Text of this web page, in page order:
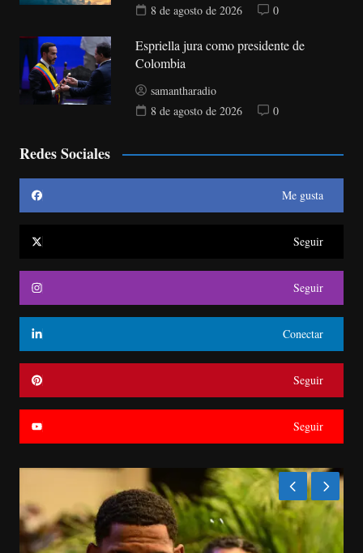
8 de agosto de 2026
0
Espriella jura como presidente de
Colombia
samantharadio
8 de agosto de 2026
0
Redes Sociales
Me gusta
Seguir
Seguir
Conectar
Seguir
Seguir